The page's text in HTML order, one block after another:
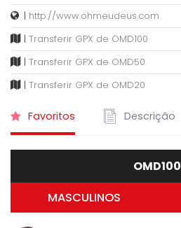
| http://www.ohmeudeus.com
| Transferir GPX de OMD100
| Transferir GPX de OMD50
| Transferir GPX de OMD20
Favoritos Descrição
OMD100
MASCULINOS